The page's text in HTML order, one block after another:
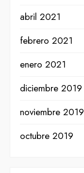
abril 2021
febrero 2021
enero 2021
diciembre 2019
noviembre 2019
octubre 2019